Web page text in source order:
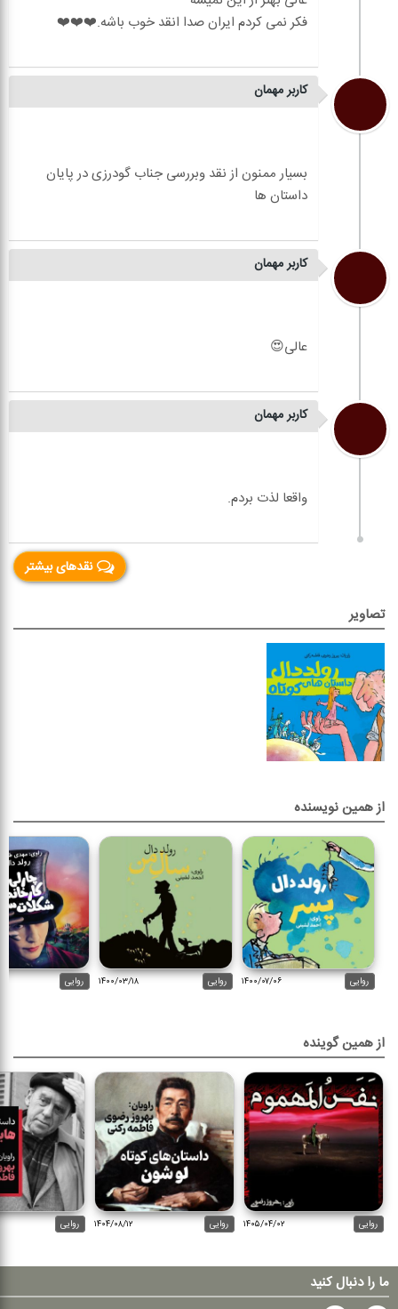
کاربر مهمان
بسیار ممنون از نقد وبررسی جناب گودرزی در پایان
کاربر مهمان
کاربر مهمان
نقدهای بیشتر
تصاویر
از همین نویسنده
روایی ۱۴۰۰/۰۷/۰۶ روایی ۱۴۰۰/۰۳/۱۸ روایی
از همین گوینده
روایی ۱۴۰۵/۰۴/۰۲ روایی ۱۴۰۴/۰۸/۱۲ روایی
ما را دنبال کنید